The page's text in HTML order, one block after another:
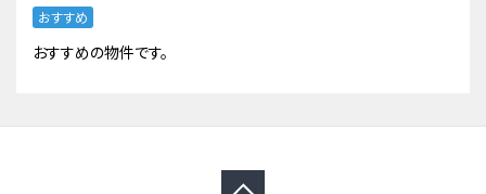
おすすめ
おすすめの物件です。